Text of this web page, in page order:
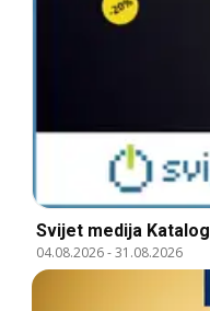
Svijet medija Katalog
04.08.2026-31.08.2026